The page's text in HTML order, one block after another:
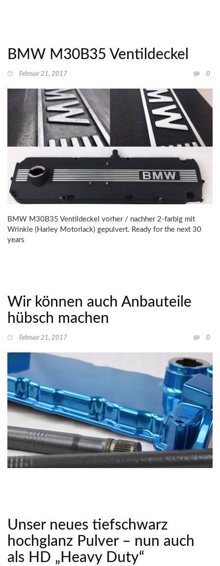
BMW M30B35 Ventildeckel
Februar 21, 2017 0
BMW M30B35 Ventildeckel vorher / nachher 2-farbig mit
Wrinkle (Harley Motorlack) gepulvert. Ready for the next 30
years
Wir können auch Anbauteile
hübsch machen
Februar 21, 2017 0
Unser neues tiefschwarz
hochglanz Pulver – nun auch
als HD „Heavy Duty“